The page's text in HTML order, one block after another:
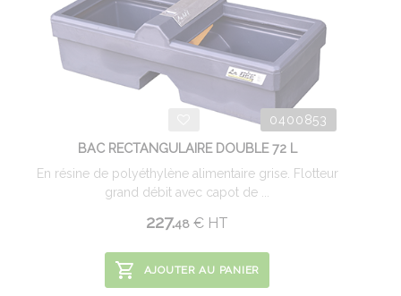
0400853
BAC RECTANGULAIRE DOUBLE 72 L
En résine de polyéthylène alimentaire grise. Flotteur
grand débit avec capot de ...
227.48 € HT
AJOUTER AU PANIER